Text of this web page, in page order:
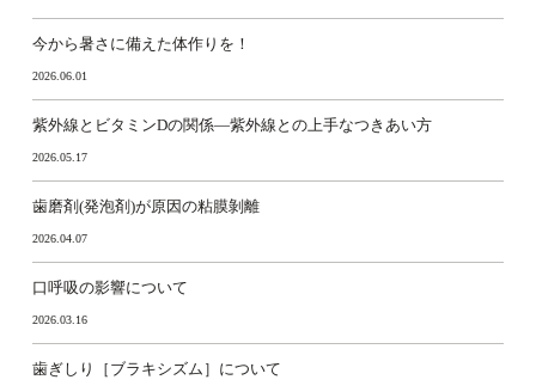
今から暑さに備えた体作りを！
2026.06.01
紫外線とビタミンDの関係―紫外線との上手なつきあい方
2026.05.17
歯磨剤(発泡剤)が原因の粘膜剝離
2026.04.07
口呼吸の影響について
2026.03.16
歯ぎしり［ブラキシズム］について